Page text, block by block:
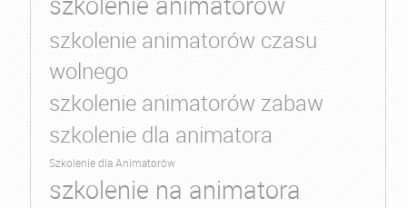
szkolenie animatorów czasu
wolnego
szkolenie animatorów zabaw
szkolenie dla animatora
Szkolenie dla Animatorów
szkolenie na animatora